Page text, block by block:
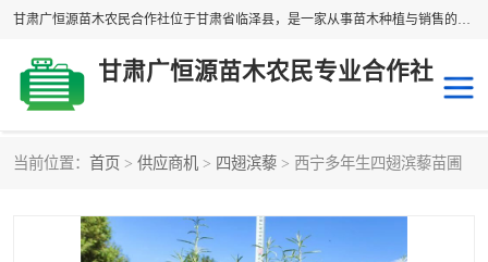
甘肃广恒源苗木农民合作社位于甘肃省临泽县，是一家从事苗木种植与销售的农民合作组织，合作社拥有苗木基地1500多亩，种植苗木品种40多个，年产各类苗木2000多万株。主营：白刺苗、红柳苗、梭梭苗等，我们以“种植一流的苗子，诚信经营”的经营理念，竭诚为每一位客户做优质的服务，欢迎来电咨询！
甘肃广恒源苗木农民专业合作社
当前位置： 首页 > 供应商机 > 四翅滨藜 > 西宁多年生四翅滨藜苗圃
圆冠榆 柠条